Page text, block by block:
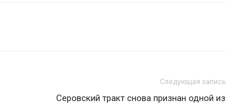
Следующая запись
Серовский тракт снова признан одной из